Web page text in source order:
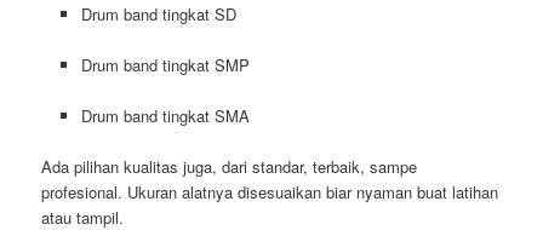
Drum band tingkat SD
Drum band tingkat SMP
Drum band tingkat SMA
Ada pilihan kualitas juga, daristandar,terbaik, sampe
profesional. Ukuran alatnya disesuaikan biar nyaman buat latihan
atau tampil.